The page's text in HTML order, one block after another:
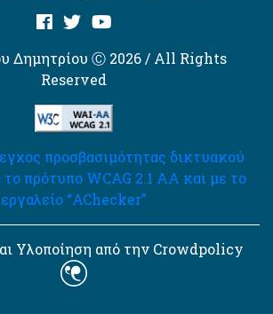
Δημητρίου Ⓒ 2026 / All Rights
Reserved
προσβασιμότητας δικτυακού
πρότυπο WCAG 2.1 AA και με το
εργαλείο “AChecker”
Υλοποίηση από την Crowdpolicy